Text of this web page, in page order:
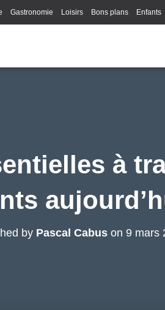
Gastronomie Loisirs Bons plans Enfants
à
by Pascal Cabuson 9 mars